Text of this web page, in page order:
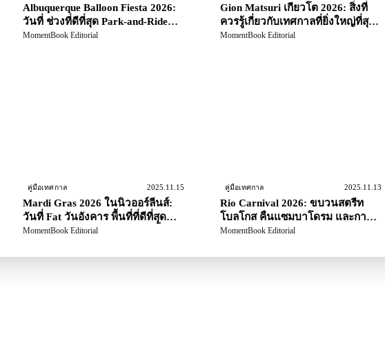
Albuquerque Balloon Fiesta 2026:
วันที่ ช่วงที่ดีที่สุด Park-and-Ride
และกลยุทธ์การเข้าพัก
MomentBook Editorial
Gion Matsuri เกียวโต 2026: สิ่งที่
ควรรู้เกี่ยวกับเทศกาลที่ยิ่งใหญ่ที่สุด
ในเดือนกรกฎาคม
MomentBook Editorial
คู่มือเทศกาล 2025.11.15
Mardi Gras 2026 ในนิวออร์ลีนส์:
วันที่ Fat วันอังคาร พื้นที่ที่ดีที่สุด
และกลยุทธ์สำหรับผู้มาเยือนครั้ง
MomentBook Editorial
คู่มือเทศกาล 2025.11.13
Rio Carnival 2026: ขบวนสตรีท
โบลโกส คืนแซมบาโดรม และการ
วางแผนสำหรับมือใหม่
MomentBook Editorial